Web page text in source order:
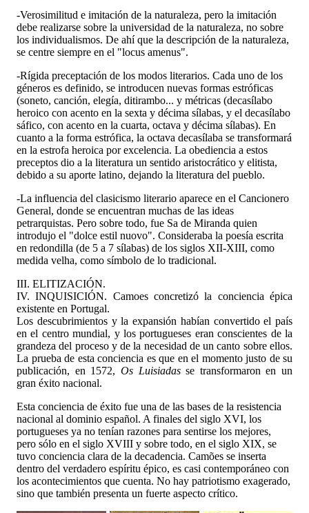
-Verosimilitud e imitación de la naturaleza, pero la imitación
debe realizarse sobre la universidad de la naturaleza, no sobre
los individualismos. De ahí que la descripción de la naturaleza,
se centre siempre en el "locus amenus".
-Rígida preceptación de los modos literarios. Cada uno de los
géneros es definido, se introducen nuevas formas estróficas
(soneto, canción, elegía, ditirambo... y métricas (decasílabo
heroico con acento en la sexta y décima sílabas, y el decasílabo
sáfico, con acento en la cuarta, octava y décima sílabas). En
cuanto a la forma estrófica, la octava decasílaba se transformará
en la estrofa heroica por excelencia. La obediencia a estos
preceptos dio a la literatura un sentido aristocrático y elitista,
debido a su aporte latino, dejando la literatura del pueblo.
-La influencia del clasicismo literario aparece en el Cancionero
General, donde se encuentran muchas de las ideas
petrarquistas. Pero sobre todo, fue Sa de Miranda quien
introdujo el "dolce estil nuovo". Consideraba la poesía escrita
en redondilla (de 5 a 7 sílabas) de los siglos XII-XIII, como
medida velha, como símbolo de lo tradicional.
III. ELITIZACIÓN.
IV. INQUISICIÓN. Camoes concretizó la conciencia épica
existente en Portugal.
Los descubrimientos y la expansión habían convertido el país
en el centro mundial, y los portugueses eran conscientes de la
grandeza del proceso y de la necesidad de un canto sobre ellos.
La prueba de esta conciencia es que en el momento justo de su
publicación, en 1572, Os Luisiadasse transformaron en un
gran éxito nacional.
Esta conciencia de éxito fue una de las bases de la resistencia
nacional al dominio español. A finales del siglo XVI, los
portugueses ya no tenían razones para sentirse los mejores,
pero sólo en el siglo XVIII y sobre todo, en el siglo XIX, se
tuvo conciencia clara de la decadencia. Camões se inserta
dentro del verdadero espíritu épico, es casi contemporáneo con
los acontecimientos que cuenta. No hay patriotismo exagerado,
sino que también presenta un fuerte aspecto crítico.